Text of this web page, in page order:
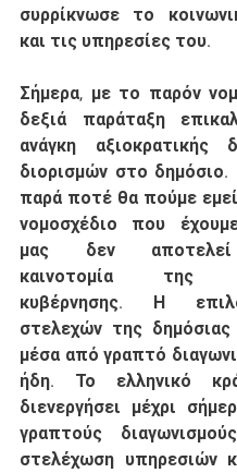
συρρίκνωσε το
και τις υπηρεσίες του.
Σήμερα, με το παρόν
δεξιά παράταξη
ανάγκη αξιοκρατικής
διορισμών στο δημόσιο.
παρά ποτέ θα πούμε
νομοσχέδιο που
μας δεν
καινοτομία της
κυβέρνησης. Η
στελεχών της δημόσιας
μέσα από γραπτό
ήδη. Το ελληνικό
διενεργήσει μέχρι
γραπτούς
στελέχωση υπηρεσιών